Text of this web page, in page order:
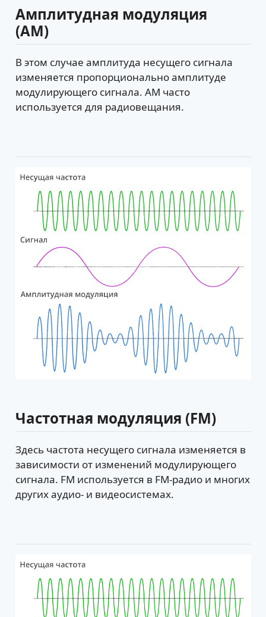
Амплитудная модуляция
(AM)
В этом случае амплитуда несущего сигнала
изменяется пропорционально амплитуде
модулирующего сигнала. AM часто
используется для радиовещания.
Частотная модуляция (FM)
Здесь частота несущего сигнала изменяется в
зависимости от изменений модулирующего
сигнала. FM используется в FM-радио и многих
других аудио- и видеосистемах.